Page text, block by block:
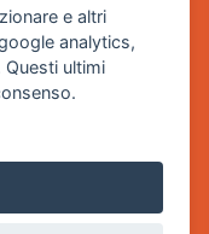
e altri
analytics,
ultimi